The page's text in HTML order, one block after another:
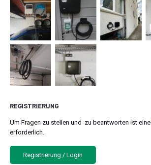
REGISTRIERUNG
Um Fragen zu stellen und zu beantworten ist eine
erforderlich.
Registrierung / Login